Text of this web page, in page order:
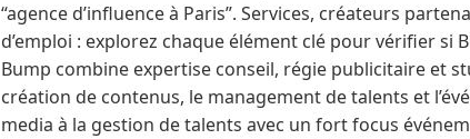
“agence d’influence à Paris”. Services, créateurs
d’emploi : explorez chaque élément clé pour vérifier si
Bump combine expertise conseil, régie publicitaire et
création de contenus, le management de talents et
media à la gestion de talents avec un fort focus